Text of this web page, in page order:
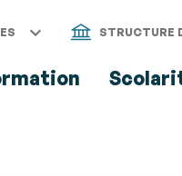
STRUCTURE